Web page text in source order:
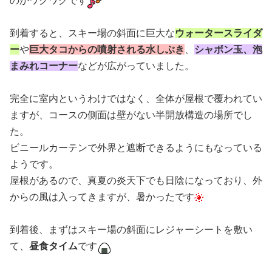
到着すると、スキー場の斜面に巨大なウォータースライダ
ーや巨大タコからの噴射される水しぶき
シャボン玉、泡
まみれコーナーなどが広がっていました。
完全に室内というわけではなく、全体が屋根で覆われてい
ますが、コースの側面は壁がない半開放構造の場所でし
た。
ビニールカーテンで外界と遮断できるようにもなっている
ようです。
屋根があるので、真夏の炎天下でも日陰になっており、外
からの風は入ってきますが、暑かったです
到着後、まずはスキー場の斜面にレジャーシートを敷い
て、 昼食タイムです